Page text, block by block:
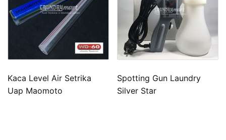
Kaca Level Air Setrika
Uap Maomoto
Spotting Gun Laundry
Silver Star